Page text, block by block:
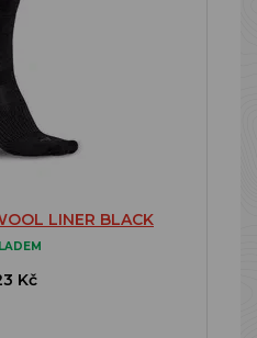
LINER BLACK
Kč